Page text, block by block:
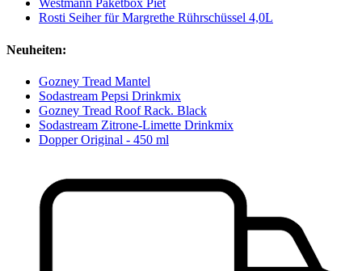
Westmann Paketbox Piet
Rosti Seiher für Margrethe Rührschüssel 4,0L
Neuheiten:
Gozney Tread Mantel
Sodastream Pepsi Drinkmix
Gozney Tread Roof Rack. Black
Sodastream Zitrone-Limette Drinkmix
Dopper Original - 450 ml